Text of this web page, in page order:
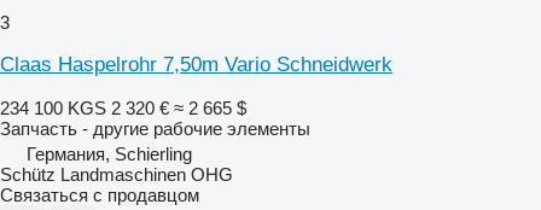
3
Claas Haspelrohr 7,50m Vario Schneidwerk
234 100 KGS 2 320 € ≈ 2 665 $
Запчасть - другие рабочие элементы
Германия, Schierling
Schütz Landmaschinen OHG
Связаться с продавцом